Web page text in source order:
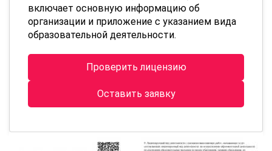
включает основную информацию об
организации и приложение с указанием вида
образовательной деятельности.
Проверить лицензию
Оставить заявку